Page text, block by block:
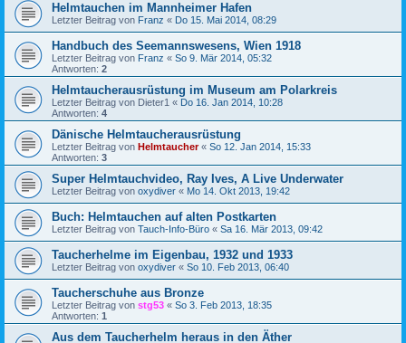
Helmtauchen im Mannheimer Hafen
Letzter Beitrag von Franz « Do 15. Mai 2014, 08:29
Handbuch des Seemannswesens, Wien 1918
Letzter Beitrag von Franz « So 9. Mär 2014, 05:32
Antworten: 2
Helmtaucherausrüstung im Museum am Polarkreis
Letzter Beitrag von Dieter1 « Do 16. Jan 2014, 10:28
Antworten: 4
Dänische Helmtaucherausrüstung
Letzter Beitrag von Helmtaucher« So 12. Jan 2014, 15:33
Antworten: 3
Super Helmtauchvideo, Ray Ives, A Live Underwater
Letzter Beitrag von oxydiver « Mo 14. Okt 2013, 19:42
Buch: Helmtauchen auf alten Postkarten
Letzter Beitrag von Tauch-Info-Büro « Sa 16. Mär 2013, 09:42
Taucherhelme im Eigenbau, 1932 und 1933
Letzter Beitrag von oxydiver « So 10. Feb 2013, 06:40
Taucherschuhe aus Bronze
Letzter Beitrag von stg53 « So 3. Feb 2013, 18:35
Antworten: 1
Aus dem Taucherhelm heraus in den Äther